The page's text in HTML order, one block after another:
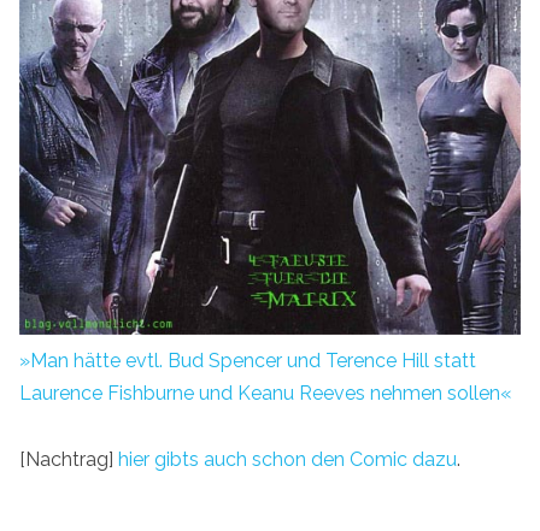
»Man hätte evtl. Bud Spencer und Terence Hill statt
Laurence Fishburne und Keanu Reeves nehmen sollen«
[Nachtrag] hier gibts auch schon den Comic dazu.